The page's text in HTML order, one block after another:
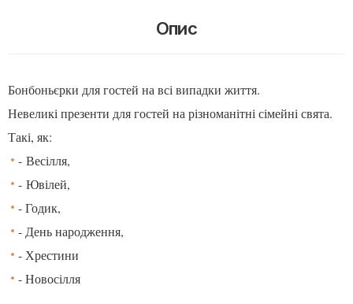
Опис
Бонбоньєрки для гостей на всі випадки життя.
Невеликі презенти для гостей на різноманітні сімейні свята.
Такі, як:
- Весілля,
- Ювілей,
- Годик,
- День народження,
- Хрестини
- Новосілля